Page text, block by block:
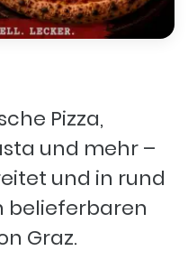
Pizza,
und mehr –
und in rund
belieferbaren
Graz.